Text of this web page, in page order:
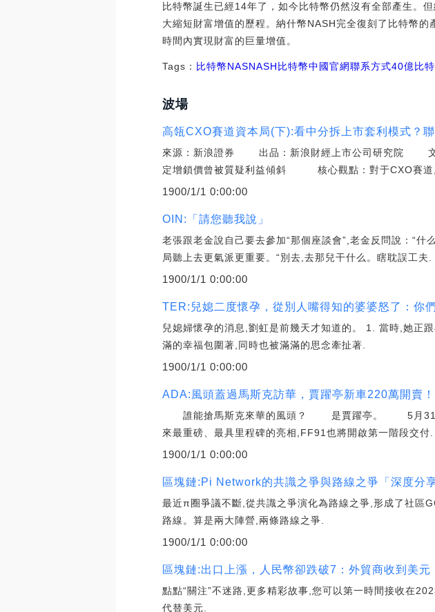
比特幣誕生已經14年了，如今比特幣仍然沒有全部產生。
大縮短財富增值的歷程。納什幣NASH完全復刻了比特幣
時間內實現財富的巨量增值。
Tags： 比特幣NASNASH比特幣中國官網聯系方式40億比
波場
高瓴CXO賽道資本局(下):看中分拆上市套利模式？
來源：新浪證券 出品：新浪財經上市公司研究院 文/
定增鎖價曾被質疑利益傾斜 核心觀點：對于CXO賽道,
1900/1/1 0:00:00
OIN:「請您聽我說」
老張跟老金說自己要去參加“那個座談會”,老金反問說：“
局聽上去更氣派更重要。“別去,去那兒干什么。瞎耽誤工夫.
1900/1/1 0:00:00
TER:兒媳二度懷孕，從別人嘴得知的婆婆怒了：你
兒媳婦懷孕的消息,劉虹是前幾天才知道的。 1. 當時,她正
滿的幸福包圍著,同時也被滿滿的思念牽扯著.
1900/1/1 0:00:00
ADA:風頭蓋過馬斯克訪華，賈躍亭新車220萬開賣
誰能搶馬斯克來華的風頭？ 是賈躍亭。 5月31日一
來最重磅、最具里程碑的亮相,FF91也將開啟第一階段交付.
1900/1/1 0:00:00
區塊鏈:Pi Network的共識之爭與路線之爭「深度分享
最近π圈爭議不斷,從共識之爭演化為路線之爭,形成了社區
路線。算是兩大陣營,兩條路線之爭.
1900/1/1 0:00:00
區塊鏈:出口上漲，人民幣卻跌破7：外貿商收到美
點點“關注”不迷路,更多精彩故事,您可以第一時間接收在
代替美元.